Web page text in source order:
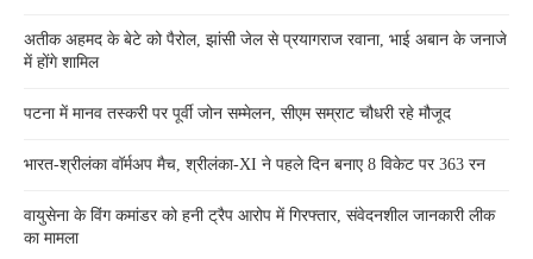
अतीक अहमद के बेटे को पैरोल, झांसी जेल से प्रयागराज रवाना, भाई अबान के जनाजे
में होंगे शामिल
पटना में मानव तस्करी पर पूर्वी जोन सम्मेलन, सीएम सम्राट चौधरी रहे मौजूद
भारत-श्रीलंका वॉर्मअप मैच, श्रीलंका-XI ने पहले दिन बनाए 8 विकेट पर 363 रन
वायुसेना के विंग कमांडर को हनी ट्रैप आरोप में गिरफ्तार, संवेदनशील जानकारी लीक
का मामला